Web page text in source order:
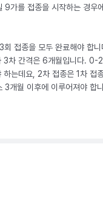
9가를 접종을 시작하는 경우
접종을 모두 완료해야 합
3차 간격은 6개월입니다. 0-
는데요, 2차 접종은 1차 접
3개월 이후에 이루어져야 합